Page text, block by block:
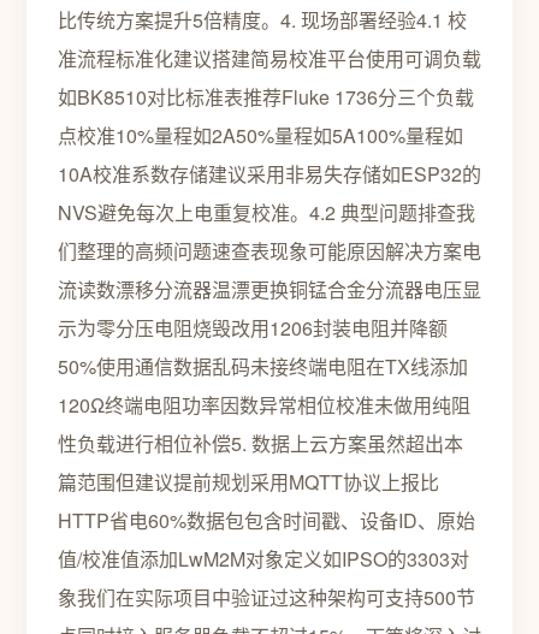
比传统方案提升5倍精度。4. 现场部署经验4.1 校
准流程标准化建议搭建简易校准平台使用可调负载
如BK8510对比标准表推荐Fluke 1736分三个负载
点校准10%量程如2A50%量程如5A100%量程如
10A校准系数存储建议采用非易失存储如ESP32的
NVS避免每次上电重复校准。4.2 典型问题排查我
们整理的高频问题速查表现象可能原因解决方案电
流读数漂移分流器温漂更换铜锰合金分流器电压显
示为零分压电阻烧毁改用1206封装电阻并降额
50%使用通信数据乱码未接终端电阻在TX线添加
120Ω终端电阻功率因数异常相位校准未做用纯阻
性负载进行相位补偿5. 数据上云方案虽然超出本
篇范围但建议提前规划采用MQTT协议上报比
HTTP省电60%数据包包含时间戳、设备ID、原始
值/校准值添加LwM2M对象定义如IPSO的3303对
象我们在实际项目中验证过这种架构可支持500节